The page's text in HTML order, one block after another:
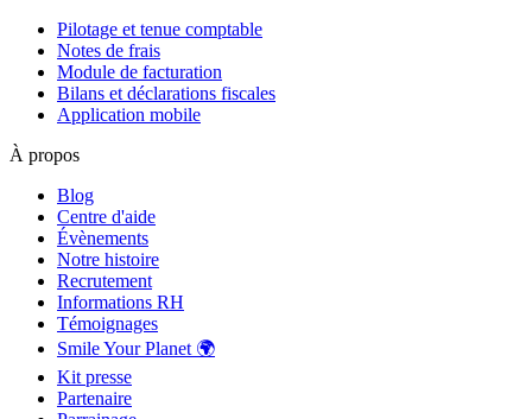
Pilotage et tenue comptable
Notes de frais
Module de facturation
Bilans et déclarations fiscales
Application mobile
À propos
Blog
Centre d'aide
Évènements
Notre histoire
Recrutement
Informations RH
Témoignages
Smile Your Planet 🌍
Kit presse
Partenaire